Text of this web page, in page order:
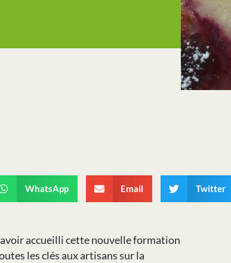
WhatsApp Email Twitter
accueilli cette nouvelle formation
les clés aux artisans sur la